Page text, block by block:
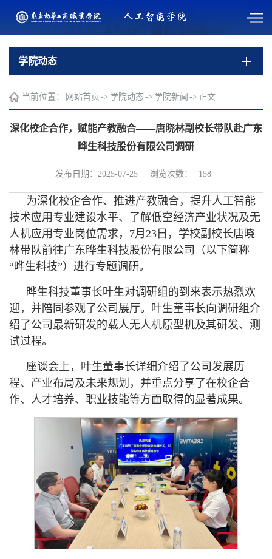
学院动态
当前位置： 网站首页 -> 学院动态-> 学院新闻 -> 正文
深化校企合作，赋能产教融合——唐晓林副校长带队赴广东
晔生科技股份有限公司调研
发布日期：2025-07-25 浏览次数： 158
为深化校企合作、推进产教融合，提升人工智能
技术应用专业建设水平、了解低空经济产业状况及无
人机应用专业岗位需求，7月23日，学校副校长唐晓
林带队前往广东晔生科技股份有限公司（以下简称
“晔生科技”）进行专题调研。
晔生科技董事长叶生对调研组的到来表示热烈欢
迎，并陪同参观了公司展厅。叶生董事长向调研组介
绍了公司最新研发的载人无人机原型机及其研发、测
试过程。
座谈会上，叶生董事长详细介绍了公司发展历
程、产业布局及未来规划，并重点分享了在校企合
作、人才培养、职业技能等方面取得的显著成果。